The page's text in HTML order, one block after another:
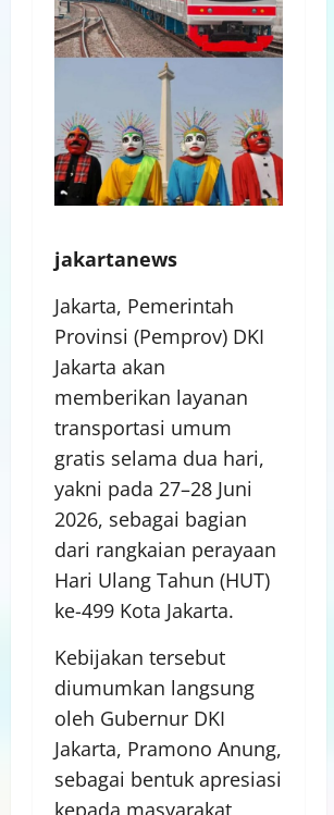
jakartanews
Jakarta, Pemerintah
Provinsi (Pemprov) DKI
Jakarta akan
memberikan layanan
transportasi umum
gratis selama dua hari,
yakni pada 27–28 Juni
2026, sebagai bagian
dari rangkaian perayaan
Hari Ulang Tahun (HUT)
ke-499 Kota Jakarta.
Kebijakan tersebut
diumumkan langsung
oleh Gubernur DKI
Jakarta, Pramono Anung,
sebagai bentuk apresiasi